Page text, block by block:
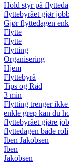
Hold styr på
flyttebyrået gjør
Gjør flyttedagen
Flytte
Flytte
Flytting
Organisering
Hjem
Flyttebyrå
Tips og Råd
3 min
Flytting trenger
enkle grep kan du
flyttebyrået gjøre
flyttedagen både
Iben Jakobsen
Iben
Jakobsen